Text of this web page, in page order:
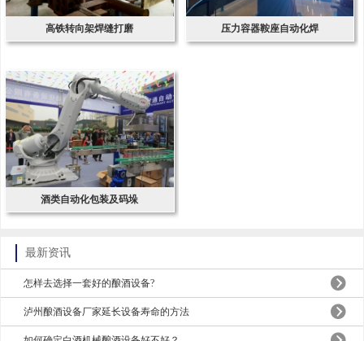
高铁转向架焊缝打磨 压力容器鞍座自动化焊
酒类自动化包装及码垛
最新资讯
怎样去选择一套好的酿酒设备?
泸州酿酒设备厂家延长设备寿命的方法